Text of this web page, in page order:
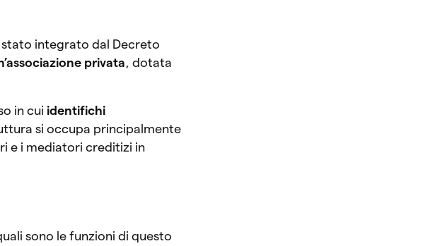
stato integrato dal Decreto
privata , dotata
in cui identifichi
si occupa principalmente
e i mediatori creditizi in
sono le funzioni di questo